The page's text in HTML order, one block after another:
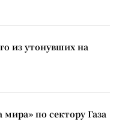
из утонувших на
мира» по сектору Газа